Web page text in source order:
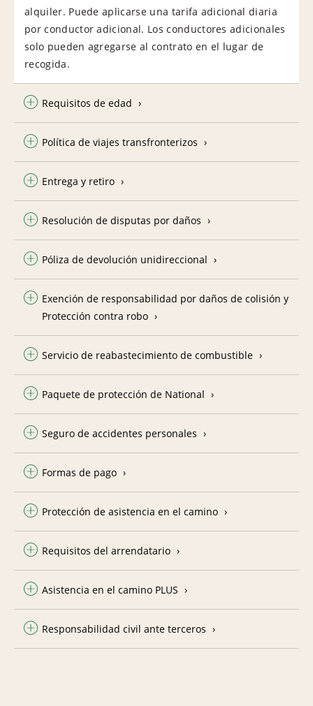
alquiler. Puede aplicarse una tarifa adicional diaria
por conductor adicional. Los conductores adicionales
solo pueden agregarse al contrato en el lugar de
recogida.
Requisitos de edad
Política de viajes transfronterizos
Entrega y retiro
Resolución de disputas por daños
Póliza de devolución unidireccional
Exención de responsabilidad por daños de colisión y
Protección contra robo
Servicio de reabastecimiento de combustible
Paquete de protección de National
Seguro de accidentes personales
Formas de pago
Protección de asistencia en el camino
Requisitos del arrendatario
Asistencia en el camino PLUS
Responsabilidad civil ante terceros